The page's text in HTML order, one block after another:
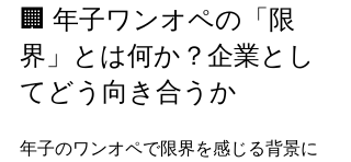
🏢 年子ワンオペの「限
界」とは何か？企業とし
てどう向き合うか
年子のワンオペで限界を感じる背景に